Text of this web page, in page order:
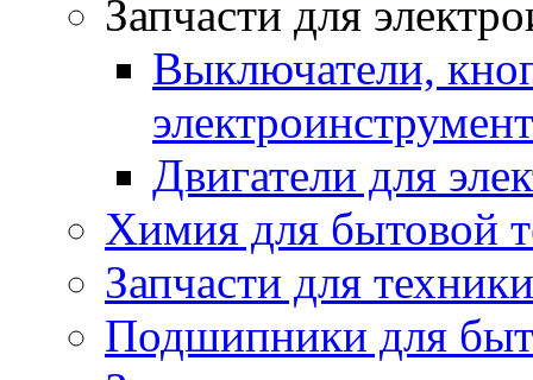
Запчасти для
Выключатели,
Двигатели для
Химия для бытовой
Запчасти для
Подшипники для